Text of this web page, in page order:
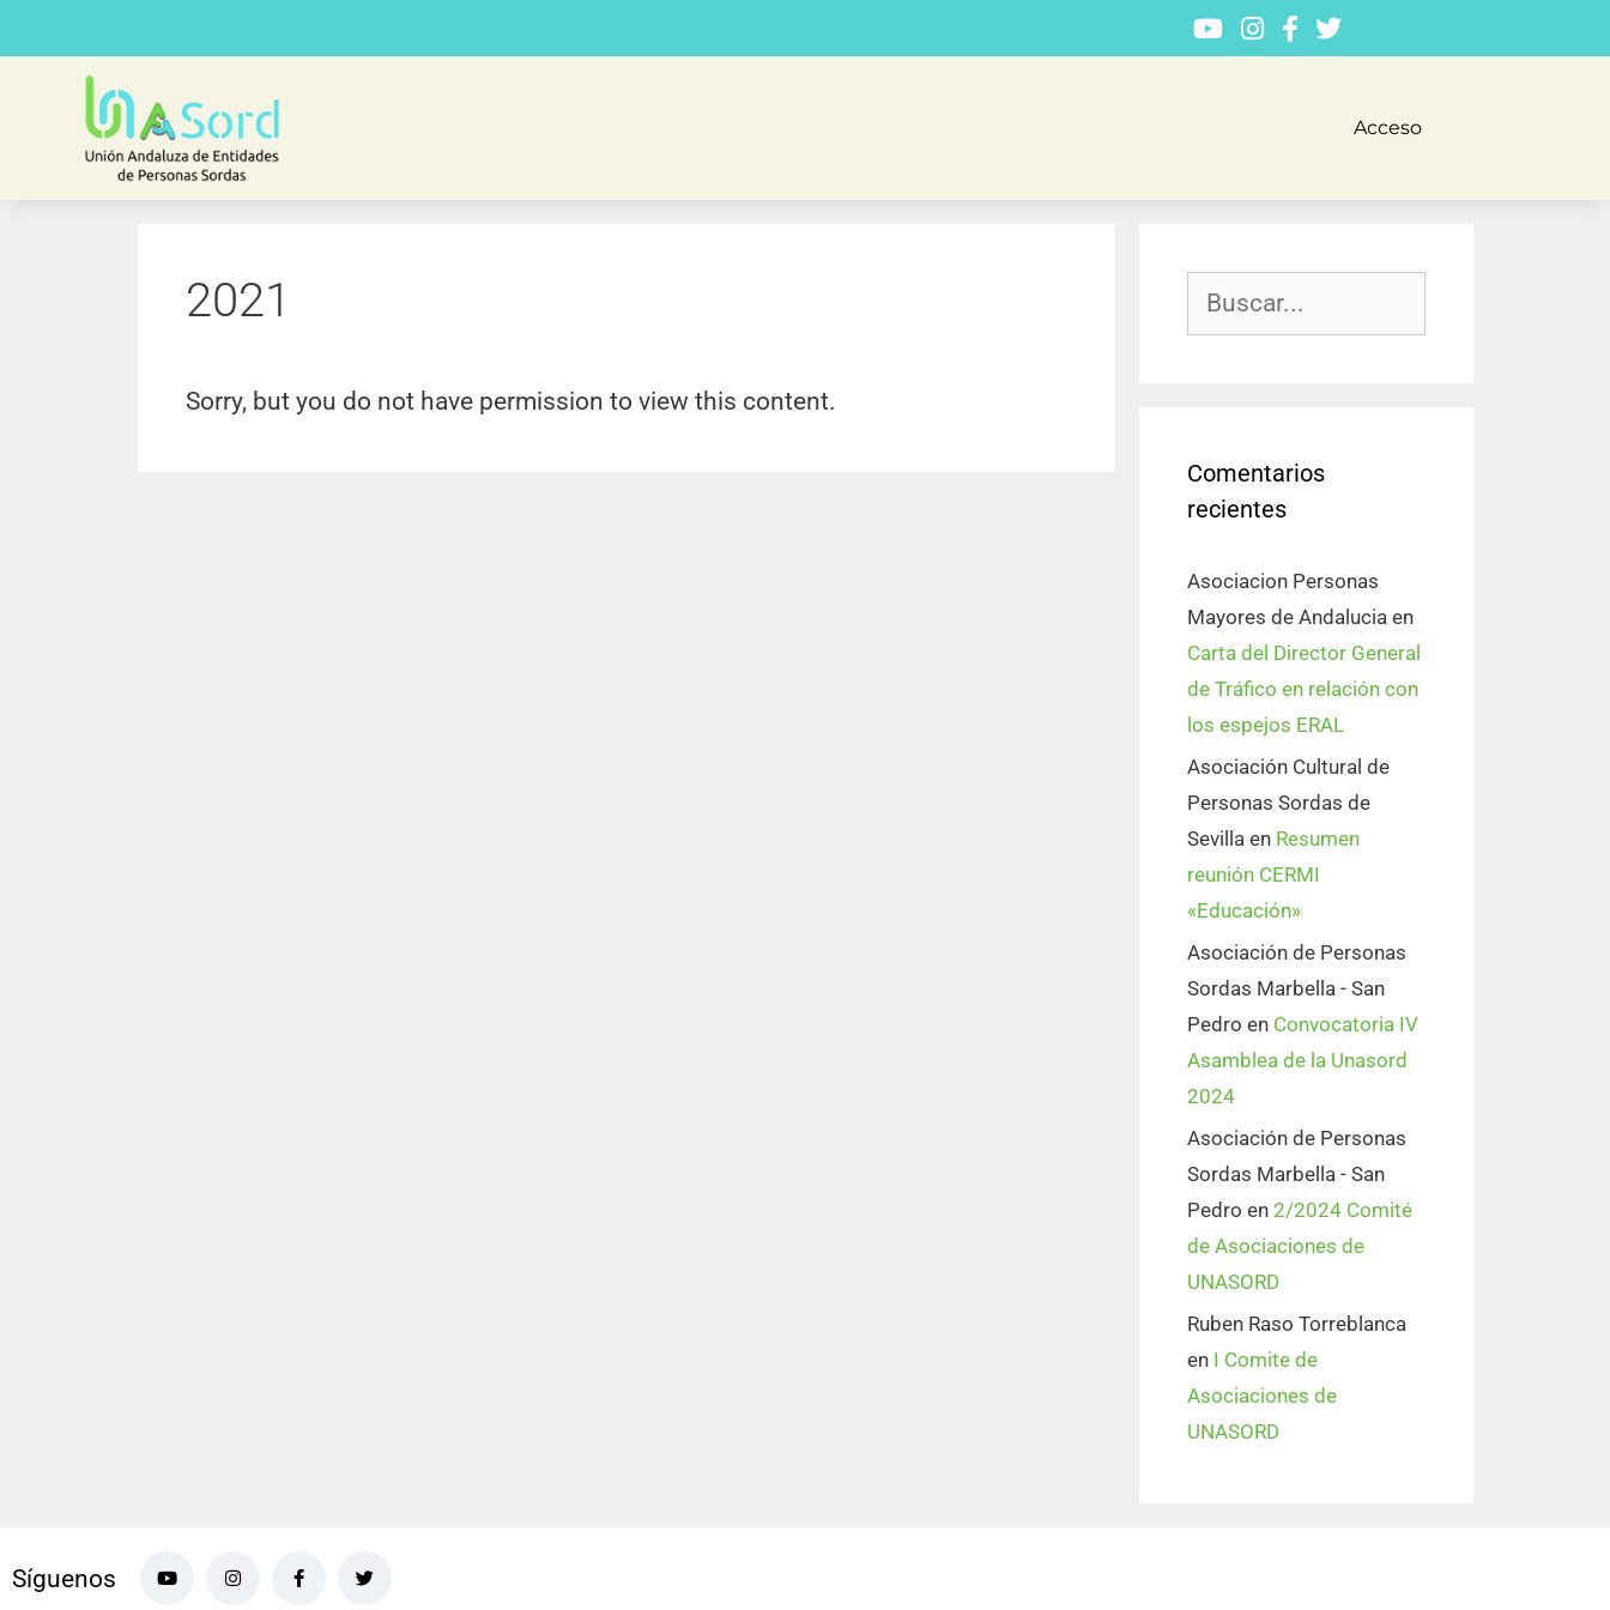
Acceso
2021
Sorry, but you do not have permission to view this content.
Comentarios
recientes
Asociacion Personas
Mayores de Andaluciaen
Carta del Director General
de Tráfico en relación con
los espejos ERAL
Asociación Cultural de
Personas Sordas de
Sevillaen Resumen
reunión CERMI
«Educación»
Asociación de Personas
Sordas Marbella - San
Pedro en Convocatoria IV
Asamblea de la Unasord
2024
Asociación de Personas
Sordas Marbella - San
Pedro en 2/2024 Comité
de Asociaciones de
UNASORD
Ruben Raso Torreblanca
en I Comite de
Asociaciones de
UNASORD
Síguenos